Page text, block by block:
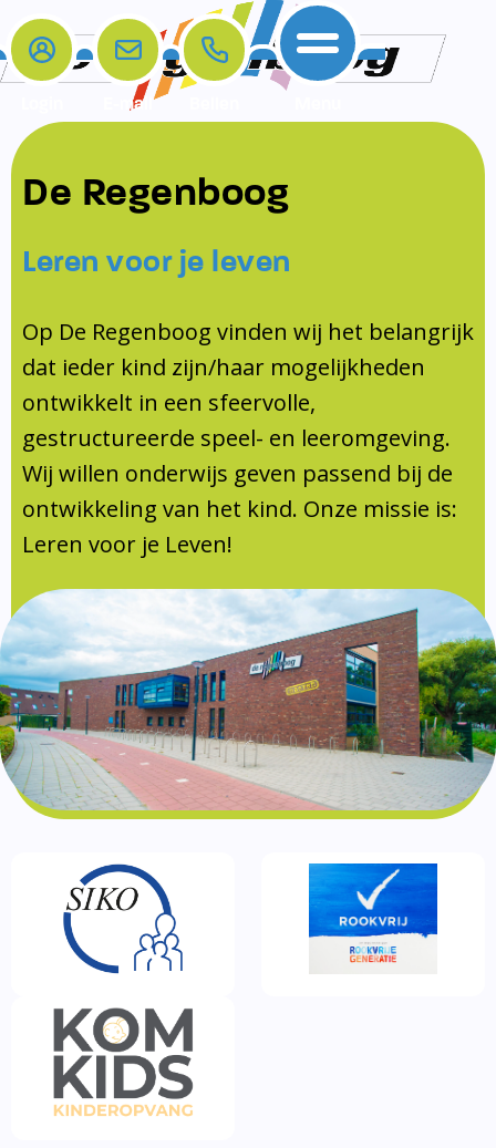
Home
De school
Opleiding en Stage
KomKids
Schoolvakanties
Ouderraad
Medezeggenschapsraad
Documentatie
Formulieren
SIKO
Ouders
Ouders
Contact
Contact
Contact
Samenwerkingen
Samenwerkingen
Schoollogopedist
E-mail
De Regenboog
Leren voor je leven
Op De Regenboog vinden wij het belangrijk
dat ieder kind zijn/haar mogelijkheden
ontwikkelt in een sfeervolle,
gestructureerde speel- en leeromgeving.
Wij willen onderwijs geven passend bij de
ontwikkeling van het kind. Onze missie is:
Leren voor je Leven!